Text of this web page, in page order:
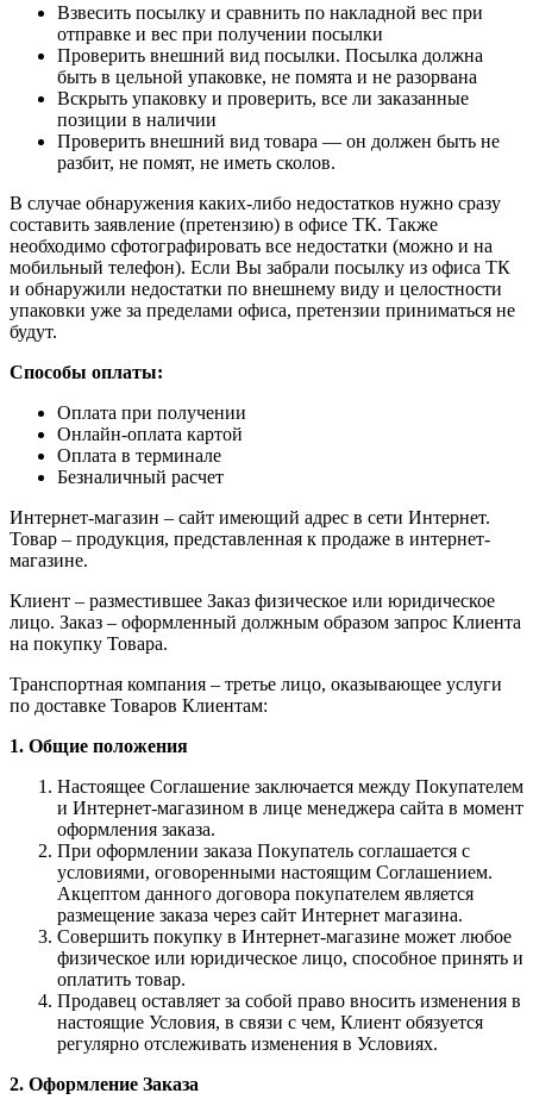
Взвесить посылку и сравнить по накладной вес при
отправке и вес при получении посылки
Проверить внешний вид посылки. Посылка должна
быть в цельной упаковке, не помята и не разорвана
Вскрыть упаковку и проверить, все ли заказанные
позиции в наличии
Проверить внешний вид товара — он должен быть не
разбит, не помят, не иметь сколов.
В случае обнаружения каких-либо недостатков нужно сразу
составить заявление (претензию) в офисе ТК. Также
необходимо сфотографировать все недостатки (можно и на
мобильный телефон). Если Вы забрали посылку из офиса ТК
и обнаружили недостатки по внешнему виду и целостности
упаковки уже за пределами офиса, претензии приниматься не
будут.
Способы оплаты:
Оплата при получении
Онлайн-оплата картой
Оплата в терминале
Безналичный расчет
Интернет-магазин – сайт имеющий адрес в сети Интернет.
Товар – продукция, представленная к продаже в интернет-
магазине.
Клиент – разместившее Заказ физическое или юридическое
лицо. Заказ – оформленный должным образом запрос Клиента
на покупку Товара.
Транспортная компания – третье лицо, оказывающее услуги
по доставке Товаров Клиентам:
1. Общие положения
Настоящее Соглашение заключается между Покупателем
и Интернет-магазином в лице менеджера сайта в момент
оформления заказа.
При оформлении заказа Покупатель соглашается с
условиями, оговоренными настоящим Соглашением.
Акцептом данного договора покупателем является
размещение заказа через сайт Интернет магазина.
Совершить покупку в Интернет-магазине может любое
физическое или юридическое лицо, способное принять и
оплатить товар.
Продавец оставляет за собой право вносить изменения в
настоящие Условия, в связи с чем, Клиент обязуется
регулярно отслеживать изменения в Условиях.
2. Оформление Заказа